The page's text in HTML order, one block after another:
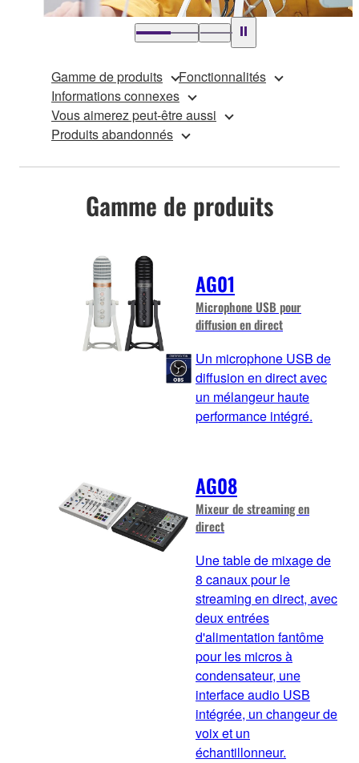
Gamme de produits
Fonctionnalités
Informations connexes
Vous aimerez peut-être aussi
Produits abandonnés
Gamme de produits
AG01
Microphone USB pour
diffusion en direct
Un microphone USB de
diffusion en direct avec
un mélangeur haute
performance intégré.
AG08
Mixeur de streaming en
direct
Une table de mixage de
8 canaux pour le
streaming en direct, avec
deux entrées
d'alimentation fantôme
pour les micros à
condensateur, une
interface audio USB
intégrée, un changeur de
voix et un
échantillonneur.